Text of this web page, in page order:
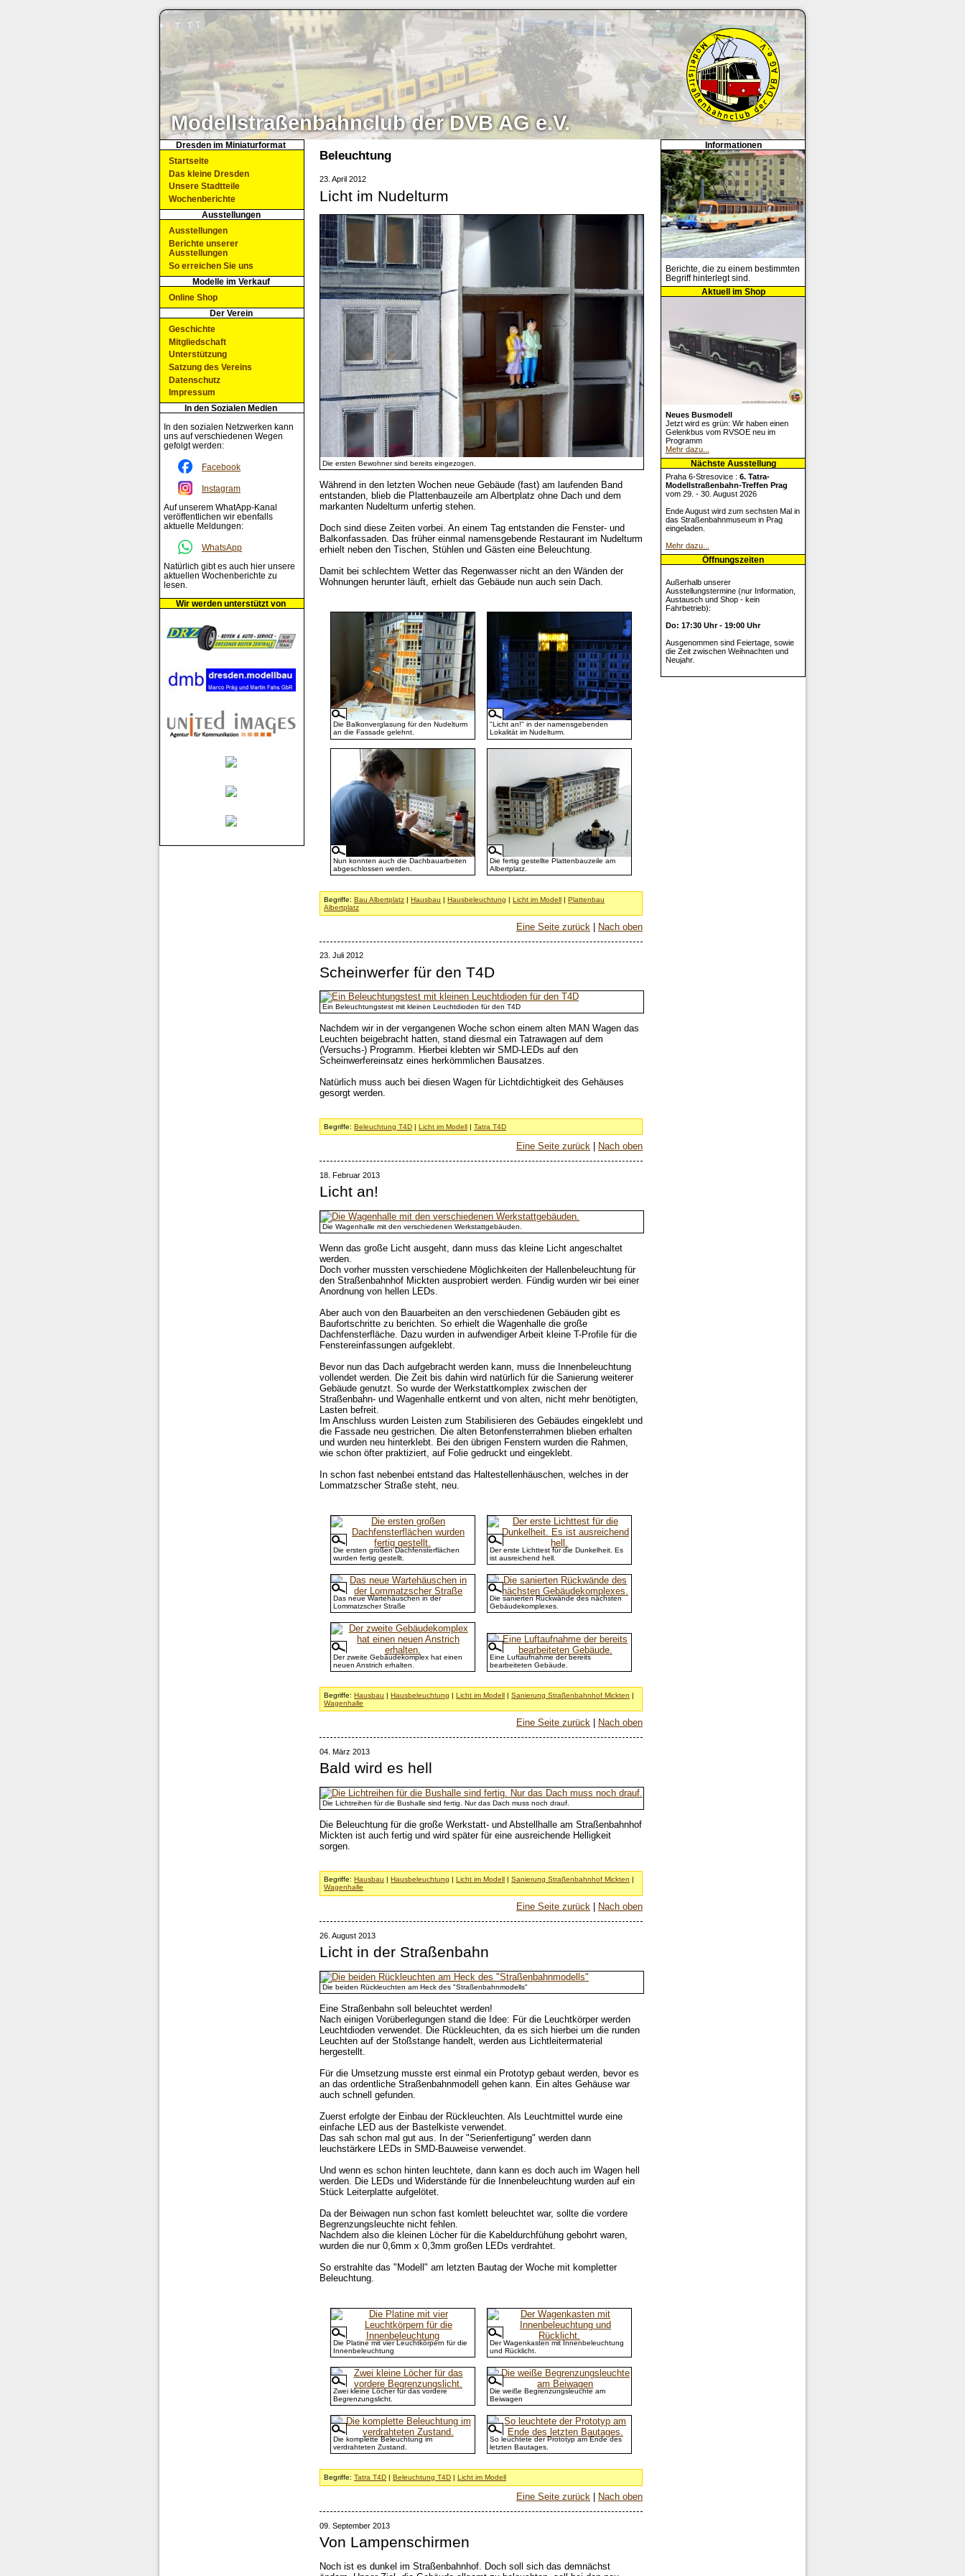
Modellstraßenbahnclub der DVB AG e.V.
Informationen
Berichte, die zu einem bestimmten
Begriff hinterlegt sind.
Aktuell im Shop
Neues Busmodell
Jetzt wird es grün: Wir haben einen
Gelenkbus vom RVSOE neu im
Programm
Mehr dazu...
Nächste Ausstellung
Praha 6-Stresovice : 6. Tatra-
Modellstraßenbahn-Treffen Prag
vom 29. - 30. August 2026
Ende August wird zum sechsten Mal in
das Straßenbahnmuseum in Prag
eingeladen.
Mehr dazu...
Öffnungszeiten
Außerhalb unserer
Ausstellungstermine (nur Information,
Austausch und Shop - kein
Fahrbetrieb):
Do: 17:30 Uhr - 19:00 Uhr
Ausgenommen sind Feiertage, sowie
die Zeit zwischen Weihnachten und
Neujahr.
Beleuchtung
23. April 2012
Licht im Nudelturm
Die ersten Bewohner sind bereits eingezogen.
Während in den letzten Wochen neue Gebäude (fast) am laufenden Band
entstanden, blieb die Plattenbauzeile am Albertplatz ohne Dach und dem
markanten Nudelturm unfertig stehen.
Doch sind diese Zeiten vorbei. An einem Tag entstanden die Fenster- und
Balkonfassaden. Das früher einmal namensgebende Restaurant im Nudelturm
erhielt neben den Tischen, Stühlen und Gästen eine Beleuchtung.
Damit bei schlechtem Wetter das Regenwasser nicht an den Wänden der
Wohnungen herunter läuft, erhielt das Gebäude nun auch sein Dach.
Die Balkonverglasung für den Nudelturm
an die Fassade gelehnt.
"Licht an!" in der namensgebenden
Lokalität im Nudelturm.
Nun konnten auch die Dachbauarbeiten
abgeschlossen werden.
Die fertig gestellte Plattenbauzeile am
Albertplatz.
Begriffe:Bau Albertplatz |Hausbau |Hausbeleuchtung |Licht im Modell |Plattenbau
Albertplatz
Eine Seite zurück | Nach oben
23. Juli 2012
Scheinwerfer für den T4D
Ein Beleuchtungstest mit kleinen Leuchtdioden für den T4D
Nachdem wir in der vergangenen Woche schon einem alten MAN Wagen das
Leuchten beigebracht hatten, stand diesmal ein Tatrawagen auf dem
(Versuchs-) Programm. Hierbei klebten wir SMD-LEDs auf den
Scheinwerfereinsatz eines herkömmlichen Bausatzes.
Natürlich muss auch bei diesen Wagen für Lichtdichtigkeit des Gehäuses
gesorgt werden.
Begriffe:Beleuchtung T4D |Licht im Modell |Tatra T4D
Eine Seite zurück Nach oben
18. Februar 2013
Licht an!
Die Wagenhalle mit den verschiedenen Werkstattgebäuden.
Wenn das große Licht ausgeht, dann muss das kleine Licht angeschaltet
werden.
Doch vorher mussten verschiedene Möglichkeiten der Hallenbeleuchtung für
den Straßenbahnhof Mickten ausprobiert werden. Fündig wurden wir bei einer
Anordnung von hellen LEDs.
Aber auch von den Bauarbeiten an den verschiedenen Gebäuden gibt es
Baufortschritte zu berichten. So erhielt die Wagenhalle die große
Dachfensterfläche. Dazu wurden in aufwendiger Arbeit kleine T-Profile für die
Fenstereinfassungen aufgeklebt.
Bevor nun das Dach aufgebracht werden kann, muss die Innenbeleuchtung
vollendet werden. Die Zeit bis dahin wird natürlich für die Sanierung weiterer
Gebäude genutzt. So wurde der Werkstattkomplex zwischen der
Straßenbahn- und Wagenhalle entkernt und von alten, nicht mehr benötigten,
Lasten befreit.
Im Anschluss wurden Leisten zum Stabilisieren des Gebäudes eingeklebt und
die Fassade neu gestrichen. Die alten Betonfensterrahmen blieben erhalten
und wurden neu hinterklebt. Bei den übrigen Fenstern wurden die Rahmen,
wie schon öfter praktiziert, auf Folie gedruckt und eingeklebt.
In schon fast nebenbei entstand das Haltestellenhäuschen, welches in der
Lommatzscher Straße steht, neu.
Die ersten großen Dachfensterflächen
wurden fertig gestellt.
Der erste Lichttest für die Dunkelheit. Es
ist ausreichend hell.
Das neue Wartehäuschen in der
Lommatzscher Straße
Die sanierten Rückwände des nächsten
Gebäudekomplexes.
Der zweite Gebäudekomplex hat einen
neuen Anstrich erhalten.
Eine Luftaufnahme der bereits
bearbeiteten Gebäude.
Begriffe:Hausbau |Hausbeleuchtung |Licht im Modell |Sanierung Straßenbahnhof Mickten |
Wagenhalle
Eine Seite zurück Nach oben
04. März 2013
Bald wird es hell
Die Lichtreihen für die Bushalle sind fertig. Nur das Dach muss noch drauf.
Die Beleuchtung für die große Werkstatt- und Abstellhalle am Straßenbahnhof
Mickten ist auch fertig und wird später für eine ausreichende Helligkeit
sorgen.
Begriffe: Hausbau Hausbeleuchtung Licht im Modell |Sanierung Straßenbahnhof Mickten
Wagenhalle
Eine Seite zurück Nach oben
26. August 2013
Licht in der Straßenbahn
Die beiden Rückleuchten am Heck des "Straßenbahnmodells"
Eine Straßenbahn soll beleuchtet werden!
Nach einigen Vorüberlegungen stand die Idee: Für die Leuchtkörper werden
Leuchtdioden verwendet. Die Rückleuchten, da es sich hierbei um die runden
Leuchten auf der Stoßstange handelt, werden aus Lichtleitermaterial
hergestellt.
Für die Umsetzung musste erst einmal ein Prototyp gebaut werden, bevor es
an das ordentliche Straßenbahnmodell gehen kann. Ein altes Gehäuse war
auch schnell gefunden.
Zuerst erfolgte der Einbau der Rückleuchten. Als Leuchtmittel wurde eine
einfache LED aus der Bastelkiste verwendet.
Das sah schon mal gut aus. In der "Serienfertigung" werden dann
leuchstärkere LEDs in SMD-Bauweise verwendet.
Und wenn es schon hinten leuchtete, dann kann es doch auch im Wagen hell
werden. Die LEDs und Widerstände für die Innenbeleuchtung wurden auf ein
Stück Leiterplatte aufgelötet.
Da der Beiwagen nun schon fast komlett beleuchtet war, sollte die vordere
Begrenzungsleuchte nicht fehlen.
Nachdem also die kleinen Löcher für die Kabeldurchfühung gebohrt waren,
wurden die nur 0,6mm x 0,3mm großen LEDs verdrahtet.
So erstrahlte das "Modell" am letzten Bautag der Woche mit kompletter
Beleuchtung.
Die Platine mit vier Leuchtkörpern für die
Innenbeleuchtung
Der Wagenkasten mit Innenbeleuchtung
und Rücklicht.
Zwei kleine Löcher für das vordere
Begrenzungslicht.
Die weiße Begrenzungsleuchte am
Beiwagen
Die komplette Beleuchtung im
verdrahteten Zustand.
So leuchtete der Prototyp am Ende des
letzten Bautages.
Begriffe:Tatra T4D Beleuchtung T4D Licht im Modell
Eine Seite zurück Nach oben
09. September 2013
Von Lampenschirmen
Noch ist es dunkel im Straßenbahnhof. Doch soll sich das demnächst
Dresden im Miniaturformat
Startseite
Das kleine Dresden
Unsere Stadtteile
Wochenberichte
Ausstellungen
Ausstellungen
Berichte unserer
Ausstellungen
So erreichen Sie uns
Modelle im Verkauf
Online Shop
Der Verein
Geschichte
Mitgliedschaft
Unterstützung
Satzung des Vereins
Datenschutz
Impressum
In den Sozialen Medien
In den sozialen Netzwerken kann
uns auf verschiedenen Wegen
gefolgt werden:
Facebook
Instagram
Auf unserem WhatApp-Kanal
veröffentlichen wir ebenfalls
aktuelle Meldungen:
WhatsApp
Natürlich gibt es auch hier unsere
aktuellen Wochenberichte zu
lesen.
Wir werden unterstützt von